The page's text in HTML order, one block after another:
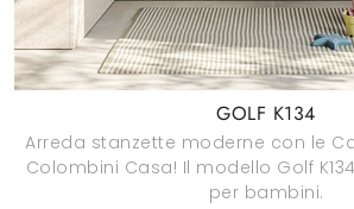
GOLF K134
Arreda stanzette moderne con le
Colombini Casa! Il modello Golf
per bambini.